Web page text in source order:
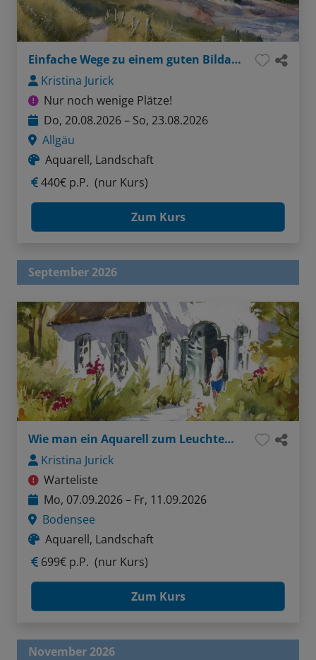
Einfache Wege zu einem guten Bildaufbau
Kristina Jurick
Nur noch wenige Plätze!
Do, 20.08.2026 – So, 23.08.2026
Allgäu
Aquarell, Landschaft
440€ p.P. (nur Kurs)
Zum Kurs
September 2026
Wie man ein Aquarell zum Leuchten bringt
Kristina Jurick
Warteliste
Mo, 07.09.2026 – Fr, 11.09.2026
Bodensee
Aquarell, Landschaft
699€ p.P. (nur Kurs)
Zum Kurs
November 2026